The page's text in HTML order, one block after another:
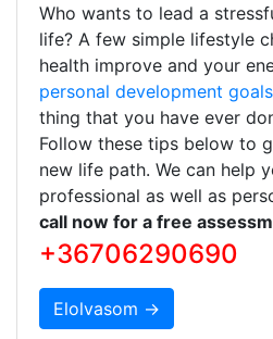
Who wants to lead a
life? A few simple lifestyle
health improve and your
personal development goals
thing that you have ever
Follow these tips below to
new life path. We can help
professional as well as
call now for a free
+36706290690
Elolvasom →